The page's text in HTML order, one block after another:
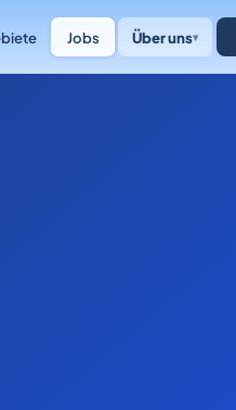
Jobs Über uns▾